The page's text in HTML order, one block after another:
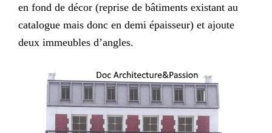
en fond de décor (reprise de bâtiments existant au
catalogue mais donc en demi épaisseur) et ajoute
deux immeubles d’angles.